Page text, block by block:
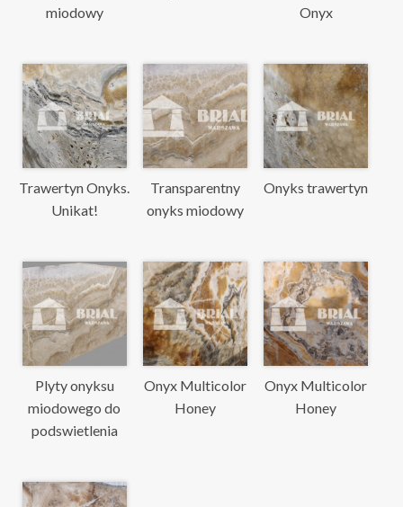
miodowy
Onyx
Trawertyn Onyks.
Unikat!
Transparentny
onyks miodowy
Onyks trawertyn
Plyty onyksu
miodowego do
podswietlenia
Onyx Multicolor
Honey
Onyx Multicolor
Honey